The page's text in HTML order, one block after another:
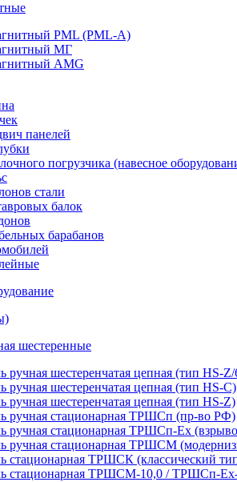
PML (PML-A)
МГ
AMG
панелей
погрузчика (навесное
стали
балок
барабанов
шестеренные
ручная шестеренчатая цепная (тип HS-
ручная шестеренчатая цепная (тип HS-C)
ручная шестеренчатая цепная (тип HS-Z)
ручная стационарная ТРШСп (пр-во РФ)
ручная стационарная ТРШСп-Ех
ручная стационарная ТРШСМ
стационарная ТРШСК (классический
стационарная ТРШСМ-10,0 / ТРШСп-